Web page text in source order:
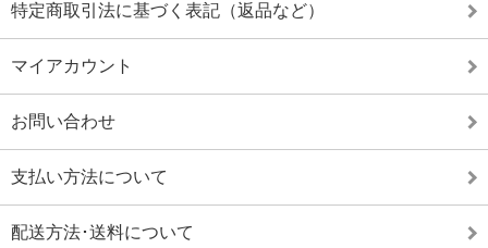
特定商取引法に基づく表記（返品など）
マイアカウント
お問い合わせ
支払い方法について
配送方法･送料について